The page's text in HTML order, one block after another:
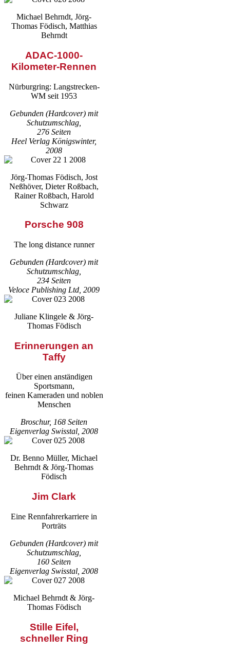
Michael Behrndt, Jörg-
Thomas Födisch, Matthias
Behrndt
ADAC-1000-
Kilometer-Rennen
Nürburgring: Langstrecken-
WM seit 1953
Gebunden (Hardcover) mit
Schutzumschlag,
276 Seiten
Heel Verlag Königswinter,
2008
Jörg-Thomas Födisch, Jost
Neßhöver, Dieter Roßbach,
Rainer Roßbach, Harold
Schwarz
Porsche 908
The long distance runner
Gebunden (Hardcover) mit
Schutzumschlag,
234 Seiten
Veloce Publishing Ltd, 2009
Juliane Klingele & Jörg-
Thomas Födisch
Erinnerungen an
Taffy
Über einen anständigen
Sportsmann,
feinen Kameraden und noblen
Menschen
Broschur, 168 Seiten
Eigenverlag Swisstal, 2008
Dr. Benno Müller, Michael
Behrndt & Jörg-Thomas
Födisch
Jim Clark
Eine Rennfahrerkarriere in
Porträts
Gebunden (Hardcover) mit
Schutzumschlag,
160 Seiten
Eigenverlag Swisstal, 2008
Michael Behrndt & Jörg-
Thomas Födisch
Stille Eifel,
schneller Ring